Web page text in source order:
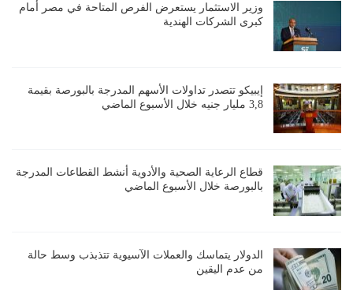
وزير الاستثمار يستعرض الفرص المتاحة في مصر أمام
كبرى الشركات الهندية
إيبيكو تتصدر تداولات الأسهم المدرجة بالبورصة بقيمة
3,8 مليار جنيه خلال الأسبوع الماضي
قطاع الرعاية الصحية والأدوية أنشط القطاعات المدرجة
بالبورصة خلال الأسبوع الماضي
الدولار يتماسك والعملات الآسيوية تتذبذب وسط حالة
من عدم اليقين